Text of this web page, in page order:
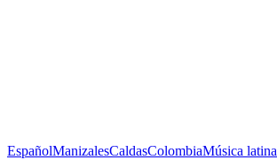
EspañolManizalesCaldasColombiaMúsica latina